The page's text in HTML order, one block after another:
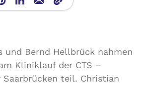
und Bernd Hellbrück nahmen
Kliniklauf der CTS –
Saarbrücken teil. Christian